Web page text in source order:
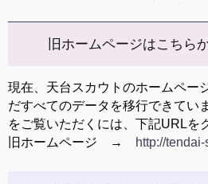
旧ホームページはこちら
現在、天台スカウトのホームペー
だすべてのデータを移行できてい
をご覧いただくには、下記URLを
旧ホームページ →
http://